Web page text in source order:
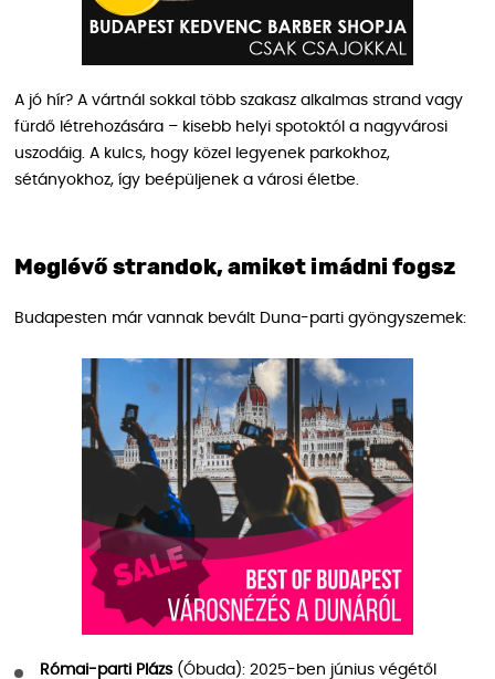
A jó hír? A vártnál sokkal több szakasz alkalmas strand vagy
fürdő létrehozására – kisebb helyi spotoktól a nagyvárosi
uszodáig. A kulcs, hogy közel legyenek parkokhoz,
sétányokhoz, így beépüljenek a városi életbe.
Meglévő strandok, amiket imádni fogsz
Budapesten már vannak bevált Duna-parti gyöngyszemek:
Római-parti Plázs(Óbuda): 2025-ben június végétől